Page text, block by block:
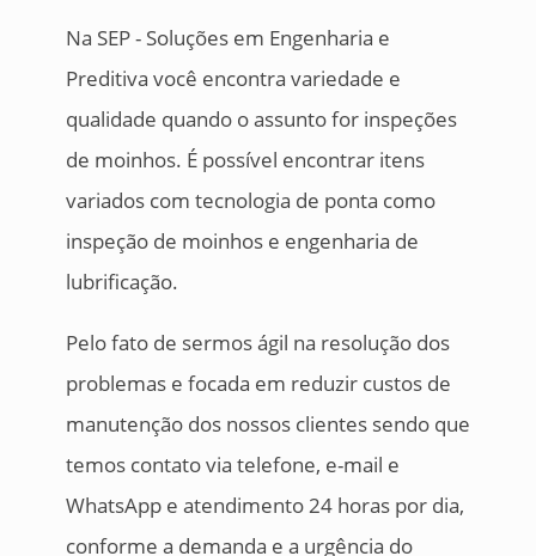
Na SEP - Soluções em Engenharia e
Preditiva você encontra variedade e
qualidade quando o assunto for inspeções
de moinhos. É possível encontrar itens
variados com tecnologia de ponta como
inspeção de moinhos e engenharia de
lubrificação.
Pelo fato de sermos ágil na resolução dos
problemas e focada em reduzir custos de
manutenção dos nossos clientes sendo que
temos contato via telefone, e-mail e
WhatsApp e atendimento 24 horas por dia,
conforme a demanda e a urgência do